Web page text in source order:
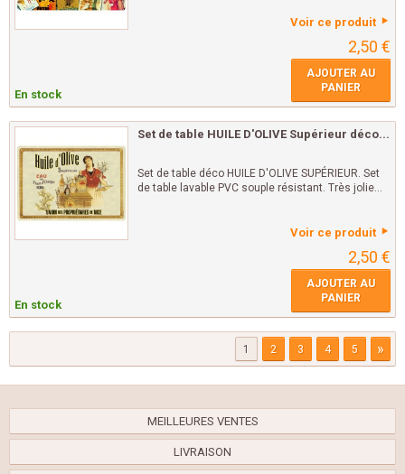
Voir ce produit
2,50 €
En stock
AJOUTER AU
PANIER
Set de table HUILE D'OLIVE Supérieur déco...
Set de table déco HUILE D'OLIVE SUPÉRIEUR. Set
de table lavable PVC souple résistant. Très jolie...
Voir ce produit
2,50 €
En stock
AJOUTER AU
PANIER
1 2 3 4 5 »
MEILLEURES VENTES
LIVRAISON